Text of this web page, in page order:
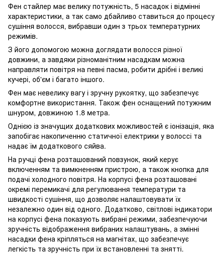
Фен стайлер має велику потужність, 5 насадок і відмінні
характеристики, а так само дбайливо ставиться до процесу
сушіння волосся, вибравши один з трьох температурних
режимів.
З його допомогою можна доглядати волосся різної
довжини, а завдяки різноманітним насадкам можна
направляти повітря на певні пасма, робити дрібні і великі
кучері, об'єм і багато іншого.
Фен має невелику вагу і зручну рукоятку, що забезпечує
комфортне використання. Також фен оснащений потужним
шнуром, довжиною 1.8 метра.
Однією із значущих додаткових можливостей є іонізація, яка
запобігає накопиченню статичної електрики у волоссі та
надає їм додаткового сяйва.
На ручці фена розташований повзунок, який керує
включенням та вимкненням пристрою, а також кнопка для
подачі холодного повітря. На корпусі фена розташовані
окремі перемикачі для регулювання температури та
швидкості сушіння, що дозволяє налаштовувати їх
незалежно один від одного. Додатково, світлові індикатори
на корпусі фена показують вибрані режими, забезпечуючи
зручність відображення вибраних налаштувань, а змінні
насадки фена кріпляться на магнітах, що забезпечує
легкість та зручність при їх встановленні та знятті.